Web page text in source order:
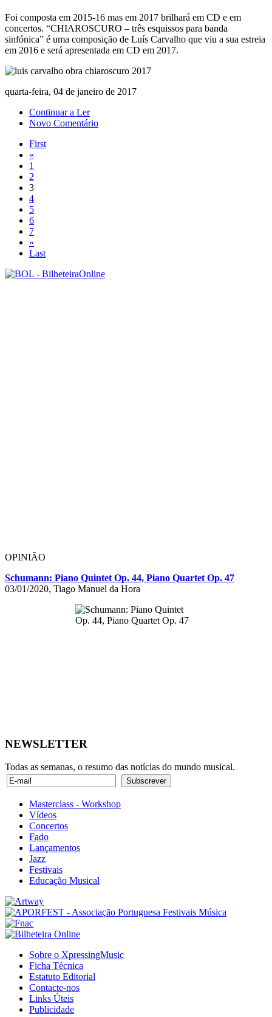
Foi composta em 2015-16 mas em 2017 brilhará em CD e em
concertos. “CHIAROSCURO – três esquissos para banda
sinfónica” é uma composição de Luís Carvalho que viu a sua estreia
em 2016 e será apresentada em CD em 2017.
quarta-feira, 04 de janeiro de 2017
Continuar a Ler
Novo Comentário
First
«
1
2
3
4
5
6
7
»
Last
OPINIÃO
Schumann: Piano Quintet Op. 44, Piano Quartet Op. 47
03/01/2020, Tiago Manuel da Hora
NEWSLETTER
Todas as semanas, o resumo das notícias do mundo musical.
Masterclass - Workshop
Vídeos
Concertos
Fado
Lançamentos
Jazz
Festivais
Educação Musical
Sobre o XpressingMusic
Ficha Técnica
Estatuto Editorial
Contacte-nos
Links Úteis
Publicidade